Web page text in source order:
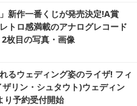
新作一番くじが発売決定!A賞
トロ感満載のアナログレコード
枚目の写真・画像
るウェディング姿のライザ! フィ
リン・シュタウト)ウェディン
り予約受付開始